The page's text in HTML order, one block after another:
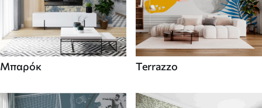
Μπαρόκ Terrazzo